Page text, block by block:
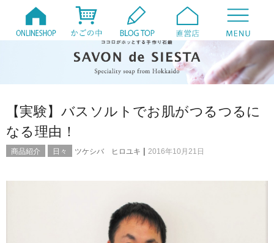
【実験】バスソルトでお肌がつるつるに
なる理由！
商品紹介 日々 ツケシバ ヒロユキ | 2016年10月21日